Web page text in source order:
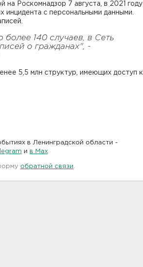
на Роскомнадзор 7 августа, в 2021 году
с персональными данными.
140 случаев, в Сеть
о гражданах", -
5,5 млн структур, имеющих доступ к
в Ленинградской области -
и в Maх
обратной связи